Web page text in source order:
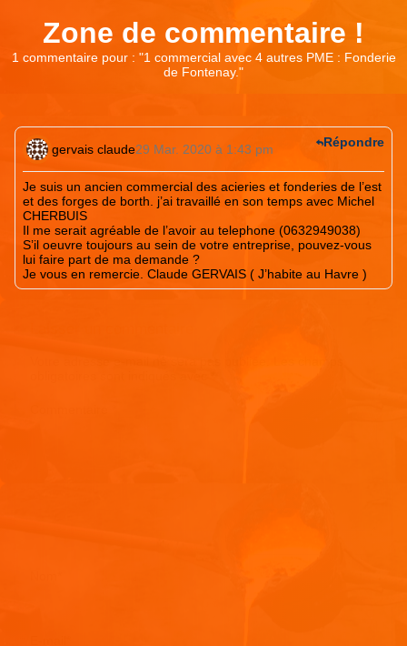
Zone de commentaire !
1 commentaire pour : "1 commercial avec 4 autres PME : Fonderie
de Fontenay."
gervais claude29 Mar. 2020 à 1:43 pm
Je suis un ancien commercial des acieries et fonderies de l’est
et des forges de borth. j’ai travaillé en son temps avec Michel
CHERBUIS
Il me serait agréable de l’avoir au telephone (0632949038)
S’il oeuvre toujours au sein de votre entreprise, pouvez-vous
lui faire part de ma demande ?
Je vous en remercie. Claude GERVAIS ( J’habite au Havre )
Répondre